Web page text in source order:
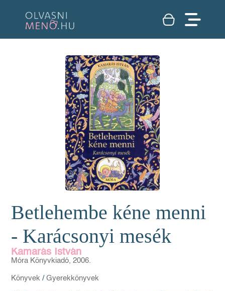
Betlehembe kéne menni
- Karácsonyi mesék
Kamarás István
Móra Könyvkiadó, 2006.
Könyvek / Gyerekkönyvek